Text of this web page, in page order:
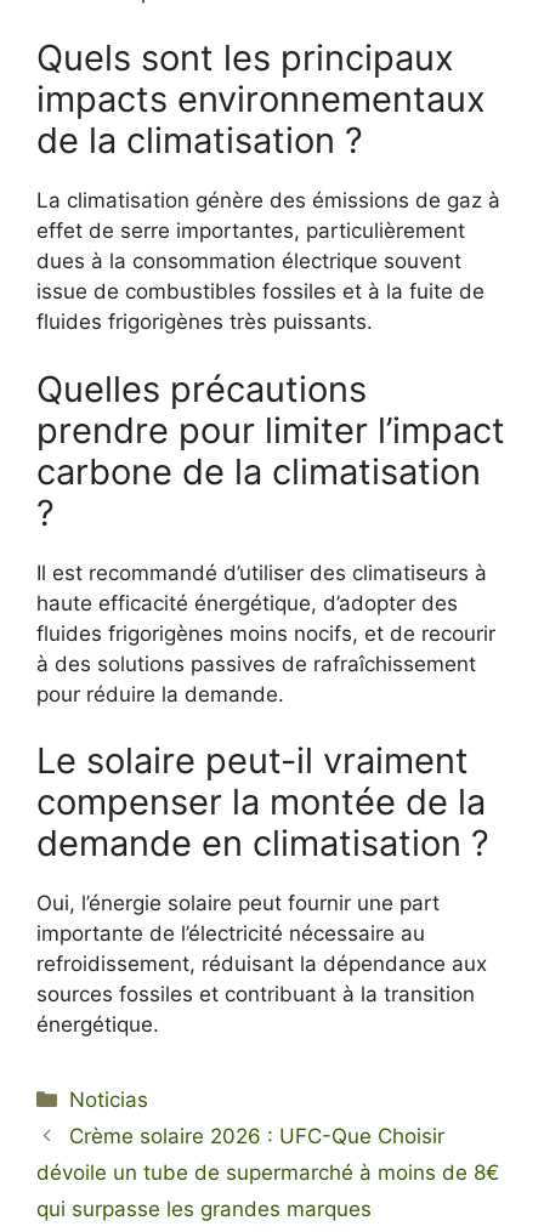
Quels sont les principaux
impacts environnementaux
de la climatisation ?
La climatisation génère des émissions de gaz à
effet de serre importantes, particulièrement
dues à la consommation électrique souvent
issue de combustibles fossiles et à la fuite de
fluides frigorigènes très puissants.
Quelles précautions
prendre pour limiter l’impact
carbone de la climatisation
?
Il est recommandé d’utiliser des climatiseurs à
haute efficacité énergétique, d’adopter des
fluides frigorigènes moins nocifs, et de recourir
à des solutions passives de rafraîchissement
pour réduire la demande.
Le solaire peut-il vraiment
compenser la montée de la
demande en climatisation ?
Oui, l’énergie solaire peut fournir une part
importante de l’électricité nécessaire au
refroidissement, réduisant la dépendance aux
sources fossiles et contribuant à la transition
énergétique.
Categorías
Noticias
Crème solaire 2026 : UFC-Que Choisir
dévoile un tube de supermarché à moins de 8€
qui surpasse les grandes marques